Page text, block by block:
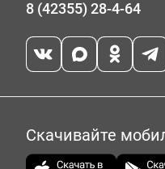
8 (42355) 28-4-64
Скачивайте